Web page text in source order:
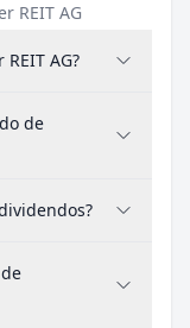
REIT AG
AG?
de